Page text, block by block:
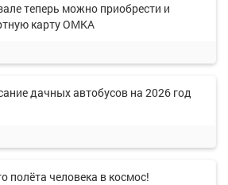
теперь можно приобрести и
карту ОМКА
дачных автобусов на 2026 год
полёта человека в космос!